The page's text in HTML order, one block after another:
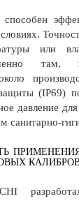
или
там,
(IP69)
давление
санитарно-